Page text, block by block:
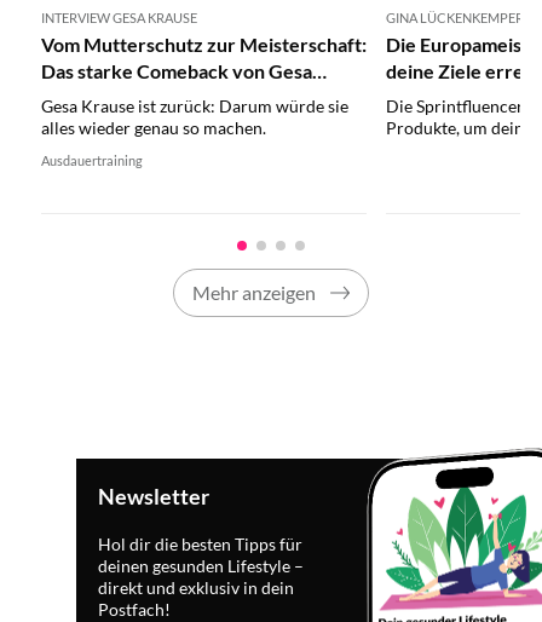
INTERVIEW GESA KRAUSE
Vom Mutterschutz zur Meisterschaft:
Das starke Comeback von Gesa
Krause
Gesa Krause ist zurück: Darum würde sie
alles wieder genau so machen.
Ausdauertraining
GINA LÜCKENKEMPER
Die
deine Ziele
Die Sprintfluencerin
Produkte, um deine
Mehr anzeigen
Newsletter
Hol dir die besten Tipps für
deinen gesunden Lifestyle –
direkt und exklusiv in dein
Postfach!